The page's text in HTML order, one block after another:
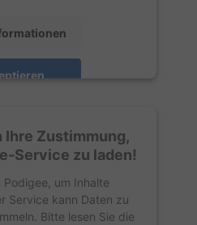
Ihre Zustimmung,
Service zu laden!
um Inhalte
Service kann Daten zu
Bitte lesen Sie die